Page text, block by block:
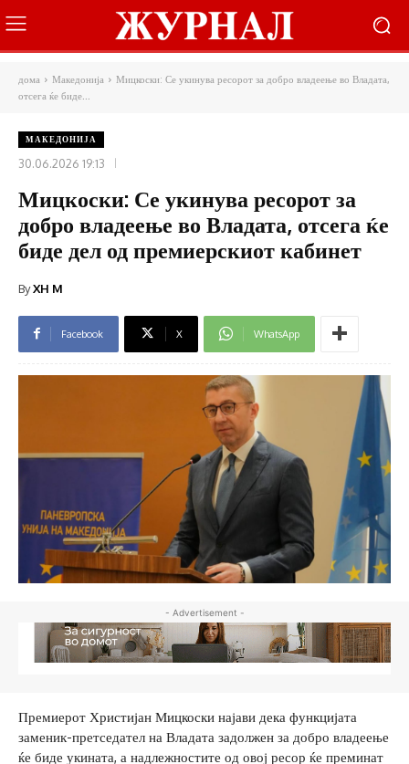
дома Македонија
Мицкоски: Се укинува ресорот за добро владеење во Владата,
отсега ќе биде...
МАКЕДОНИЈА
30.06.2026 19:13
Мицкоски: Се укинува ресорот за
добро владеење во Владата, отсега ќе
биде дел од премиерскиот кабинет
ByXH M
Facebook X WhatsApp
- Advertisement -
Премиерот Христијан Мицкоски најави дека функцијата
заменик-претседател на Владата задолжен за добро владеење
ќе биде укината, а надлежностите од овој ресор ќе преминат